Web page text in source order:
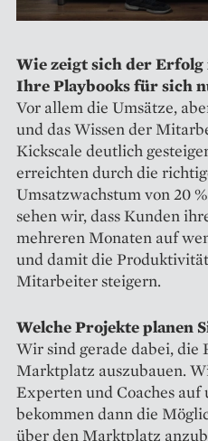
Wie zeigt sich der
Ihre Playbooks für sich
Vor allem die Umsätze,
und das Wissen der
Kickscale deutlich
erreichten durch die
Umsatzwachstum von 20
sehen wir, dass Kunden
mehreren Monaten auf
und damit die
Mitarbeiter steigern.
Welche Projekte planen
Wir sind gerade dabei, die
Marktplatz auszubauen.
Experten und Coaches auf
bekommen dann die
über den Marktplatz